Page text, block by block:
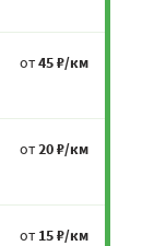
от45 ₽/км
от20 ₽/км
от 15 ₽/км